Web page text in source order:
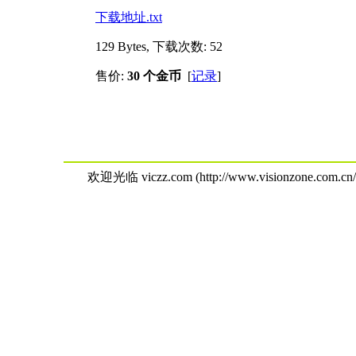
下载地址.txt
129 Bytes, 下载次数: 52
售价: 30 个金币 [记录]
欢迎光临 viczz.com (http://